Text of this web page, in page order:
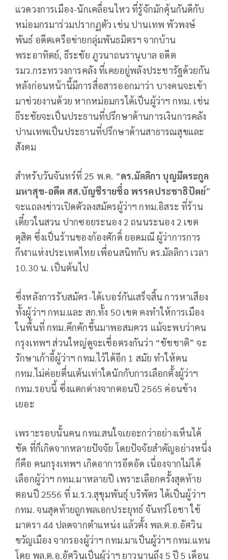
แวดวงการเมือง-นักเคลื่อนไหว ที่รู้จักมักคุ้นกันดีกับ
หม่อมกรมาร่วมปรากฏตัว เช่น ปานเทพ พัวพงษ์
พันธ์ อดีตเครือข่ายกลุ่มพันธมิตรฯ จากบ้าน
พระอาทิตย์, ธีระชัย ภูวนาถนรานุบาล อดีต
รมว.กระทรวงการคลัง ที่เคยอยู่พลังประชารัฐด้วยกัน
หลังก่อนหน้านี้มีการสื่อสารออกมาว่า บางคนจะเข้า
มาช่วยงานด้วย หากหม่อมกรได้เป็นผู้ว่าฯ กทม. เช่น
ธีระชัยจะเป็นประธานที่ปรึกษาด้านการเงินการคลัง
ปานเทพเป็นประธานที่ปรึกษาด้านสาธารณสุขและ
สังคม
สำหรับวันจันทร์ที่ 25 พ.ค. “ดร.มัลลิกา บุญมีตระกูล
มหาสุข-อดีต สส.บัญชีรายชื่อ พรรคประชาธิปัตย์”
จะแถลงข่าวเปิดตัวลงสมัครผู้ว่าฯ กทม.อิสระ ที่ร้าน
เตี๋ยวในสวน ปากซอยระนอง 2 ถนนระนอง 2 เขต
ดุสิต ซึ่งเป็นร้านของก้องศักดิ์ ยอดมณี ผู้ว่าการการ
กีฬาแห่งประเทศไทย เพื่อนสนิทกับ ดร.มัลลิกา เวลา
10.30 น. เป็นต้นไป
ซึ่งหลังการรับสมัคร-ได้เบอร์กันเสร็จสิ้น การหาเสียง
ทั้งผู้ว่าฯ กทม.และ สก.ทั้ง 50 เขต คงทำให้การเมือง
ในพื้นที่ กทม.คึกคักขึ้นมาพอสมควร แม้จะพบว่าคน
กรุงเทพฯ ส่วนใหญ่ดูจะเชื่อตรงกันว่า “ชัชชาติ” จะ
รักษาเก้าอี้ผู้ว่าฯ กทม.ไว้ได้อีก 1 สมัย ทำให้คน
กทม.ไม่ค่อยตื่นเต้นเท่าใดนักกับการเลือกตั้งผู้ว่าฯ
กทม.รอบนี้ ซึ่งแตกต่างจากตอนปี 2565 ค่อนข้าง
เยอะ
เพราะรอบนั้นคน กทม.สนใจเยอะกว่าอย่างเห็นได้
ชัด ที่ก็เกิดจากหลายปัจจัย โดยปัจจัยสำคัญอย่างหนึ่ง
ก็คือ คนกรุงเทพฯ เกิดอาการอึดอัด เนื่องจากไม่ได้
เลือกผู้ว่าฯ กทม.มาหลายปี เพราะเลือกครั้งสุดท้าย
ตอนปี 2556 ที่ ม.ร.ว.สุขุมพันธุ์ บริพัตร ได้เป็นผู้ว่าฯ
กทม. จนสุดท้ายถูกพลเอกประยุทธ์ จันทร์โอชา ใช้
มาตรา 44 ปลดจากตำแหน่ง แล้วตั้ง พล.ต.อ.อัศวิน
ขวัญเมือง จากรองผู้ว่าฯ กทม.มาเป็นผู้ว่าฯ กทม.แทน
โดย พล.ต.อ.อัศวินเป็นผู้ว่าฯ ยาวนานถึง 5 ปี 5 เดือน